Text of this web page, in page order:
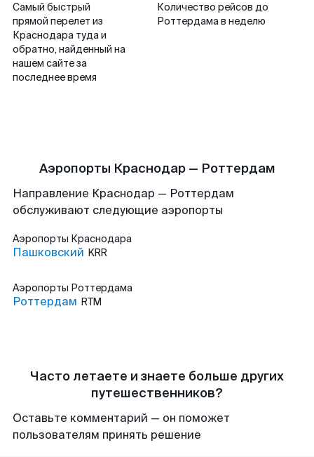
Самый быстрый
прямой перелет из
Краснодара туда и
обратно, найденный на
нашем сайте за
последнее время
Количество рейсов до
Роттердама в неделю
Аэропорты Краснодар — Роттердам
Направление Краснодар — Роттердам
обслуживают следующие аэропорты
Аэропорты Краснодара
Пашковский KRR
Аэропорты Роттердама
Роттердам RTM
Часто летаете и знаете больше других
путешественников?
Оставьте комментарий — он поможет
пользователям принять решение